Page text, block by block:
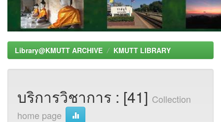
Library@KMUTT ARCHIVE KMUTT LIBRARY
บริการวิชาการ : [41] Collection
home page